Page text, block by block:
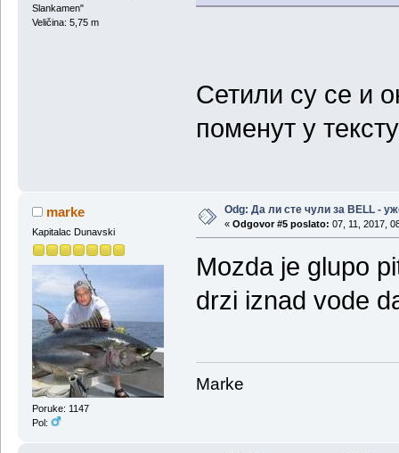
Slankamen"
Veličina: 5,75 m
Сетили су се и
поменут у
marke
Kapitalac Dunavski
Poruke: 1147
Pol:
Odg: Да ли сте чули за BELL -
« Odgovor #5 poslato: 07, 11, 2017,
Mozda je glupo
drzi iznad vode
Marke